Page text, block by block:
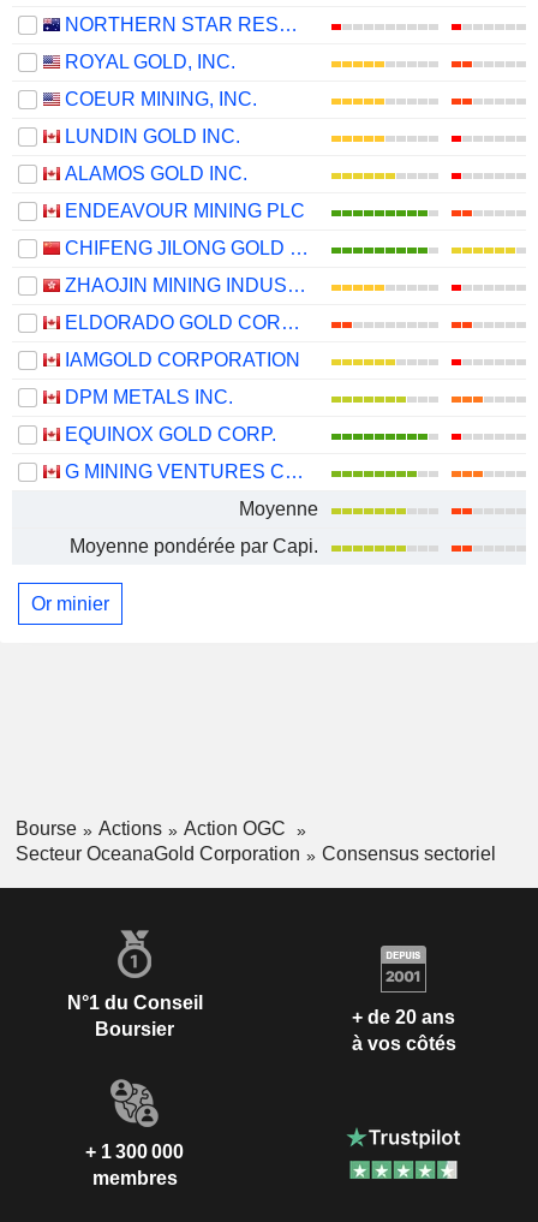
NORTHERN STAR RESOURCES LIMITED
ROYAL GOLD, INC.
COEUR MINING, INC.
LUNDIN GOLD INC.
ALAMOS GOLD INC.
ENDEAVOUR MINING PLC
CHIFENG JILONG GOLD MINING GROUP LIMITED
ZHAOJIN MINING INDUSTRY COMPANY LIMITED
ELDORADO GOLD CORPORATION
IAMGOLD CORPORATION
DPM METALS INC.
EQUINOX GOLD CORP.
G MINING VENTURES CORP.
Moyenne
Moyenne pondérée par Capi.
Or minier
Bourse Actions
Action OGC
Secteur OceanaGold Corporation
Consensus sectoriel
N°1 du Conseil
Boursier
+ de 20 ans
à vos côtés
+ 1 300 000
membres